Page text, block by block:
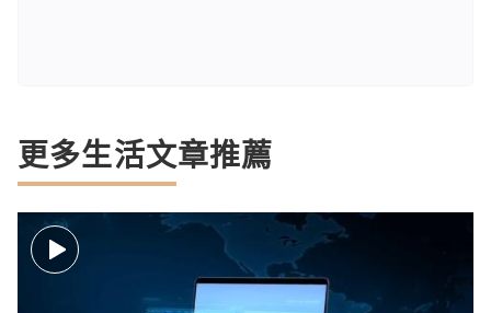
更多生活文章推薦